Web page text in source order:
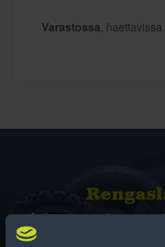
Varastossa,
Auttaa sinua valitsemaan